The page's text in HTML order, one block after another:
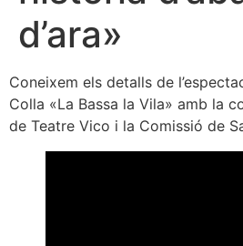
d’ara»
Coneixem els detalls de
Colla «La Bassa la Vila» amb la
de Teatre Vico i la Comissió de